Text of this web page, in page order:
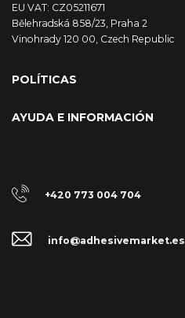
EU VAT: CZ05211671
Bělehradská 858/23, Praha 2
Vinohrady 120 00, Czech Republic
POLÍTICAS
AYUDA E INFORMACIÓN
+420 773 004 704
info@adhesivemarket.es